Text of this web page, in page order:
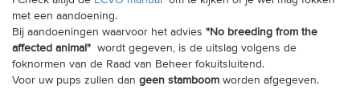
met een aandoening.
Bij aandoeningen waarvoor het advies "No breeding from the
affected animal" wordt gegeven, is de uitslag volgens de
foknormen van de Raad van Beheer fokuitsluitend.
Voor uw pups zullen dan geen stamboom worden afgegeven.